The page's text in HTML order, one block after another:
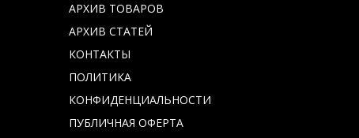
АРХИВ ТОВАРОВ
АРХИВ СТАТЕЙ
КОНТАКТЫ
ПОЛИТИКА
КОНФИДЕНЦИАЛЬНОСТИ
ПУБЛИЧНАЯ ОФЕРТА